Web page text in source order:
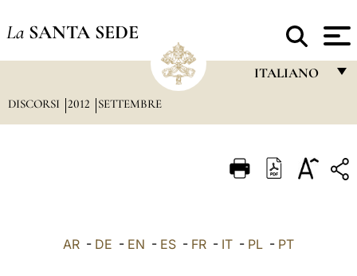
La SANTA SEDE
ITALIANO
ITALIANO
DISCORSI 2012 SETTEMBRE
AR - DE - EN - ES - FR - IT - PL - PT